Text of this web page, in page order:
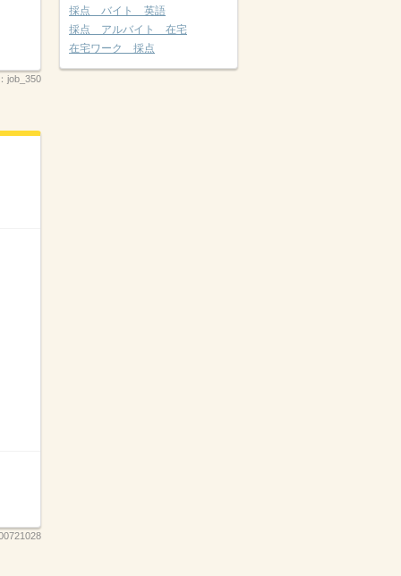
job_350
採点 バイト 英語
採点 アルバイト 在宅
在宅ワーク 採点